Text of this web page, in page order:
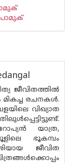
പാമുക്
ജീവിതത്തില്‍
രചനകള്‍.
വിഖ്യാത
യാത്ര,
ഭൂകമ്പം
ജീവിത